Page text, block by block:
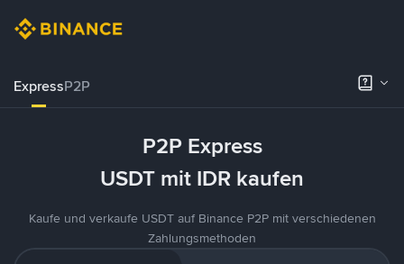
ExpressP2P
P2P Express
USDT mit IDR kaufen
Kaufe und verkaufe USDT auf Binance P2P mit verschiedenen
Zahlungsmethoden